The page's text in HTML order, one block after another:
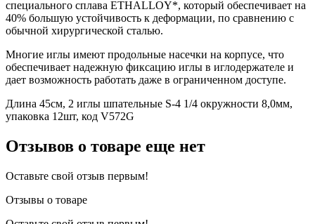
специального сплава ETHALLOY*, который обеспечивает на
40% большую устойчивость к деформации, по сравнению с
обычной хирургической сталью.
Многие иглы имеют продольные насечки на корпусе, что
обеспечивает надежную фиксацию иглы в иглодержателе и
дает возможность работать даже в ограниченном доступе.
Длина 45см, 2 иглы шпательные S-4 1/4 окружности 8,0мм,
упаковка 12шт, код V572G
Отзывов о товаре еще нет
Оставьте свой отзыв первым!
Отзывы о товаре